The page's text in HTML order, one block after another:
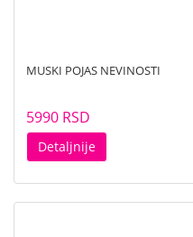
MUSKI POJAS NEVINOSTI
5990 RSD
Detaljnije